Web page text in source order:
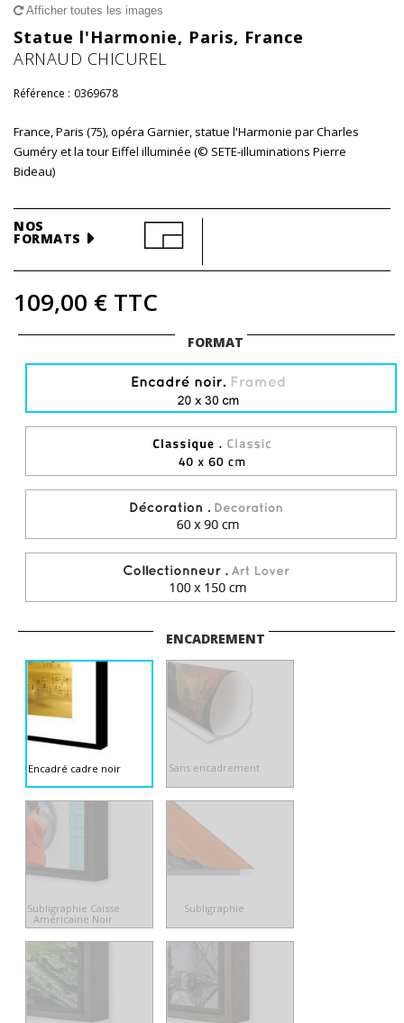
Afficher toutes les images
Statue l'Harmonie, Paris, France
ARNAUD CHICUREL
Référence : 0369678
France, Paris (75), opéra Garnier, statue l'Harmonie par Charles
Guméry et la tour Eiffel illuminée (© SETE-illuminations Pierre
Bideau)
NOS
FORMATS
109,00 € TTC
FORMAT
ENCADREMENT
Encadré cadre noir Sans encadrement
Subligraphie Caisse
Américaine Noir
Subligraphie